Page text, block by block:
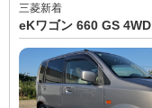
三菱新着
eKワゴン 660 GS 4WD